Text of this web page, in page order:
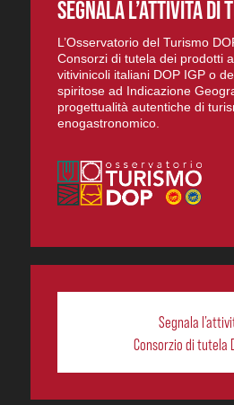
SEGNALA L’ATTIVITÀ DI
L’Osservatorio del Turismo
Consorzi di tutela dei prodotti
vitivinicoli italiani DOP IGP o
spiritose ad Indicazione
progettualità autentiche di
enogastronomico.
Segnala
Consorzio di tutela